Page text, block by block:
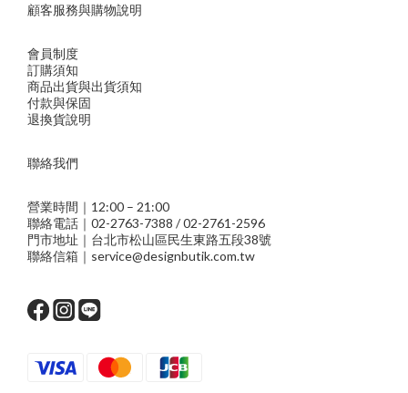
顧客服務與購物說明
會員制度
訂購須知
商品出貨與出貨須知
付款與保固
退換貨說明
聯絡我們
營業時間｜12:00 – 21:00
聯絡電話｜02-2763-7388 / 02-2761-2596
門市地址｜台北市松山區民生東路五段38號
聯絡信箱｜service@designbutik.com.tw